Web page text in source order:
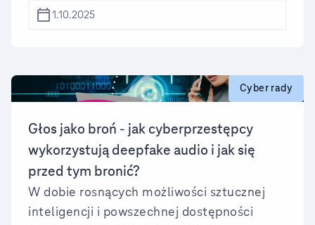
cyberprzestępców. Stary „znajomy” prosi o
kolejną odsłoną kampanii „Pewni w sieci”, w
ramach której przygotowaliśmy miniserial
edukacyjny ze znanymi aktorkami!
Zobaczcie sami!
1.10.2025
Cyber rady
Głos jako broń - jak cyberprzestępcy
wykorzystują deepfake audio i jak się
przed tym bronić?
W dobie rosnących możliwości sztucznej
inteligencji i powszechnej dostępności